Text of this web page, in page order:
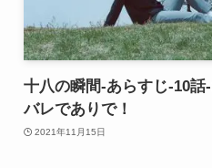
十八の瞬間-あらすじ-10話
バレでありで！
2021年11月15日